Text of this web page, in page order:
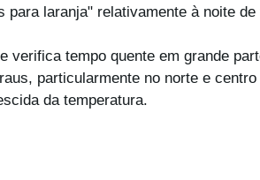
para laranja" relativamente à noite
verifica tempo quente em grande
particularmente no norte e
da temperatura.